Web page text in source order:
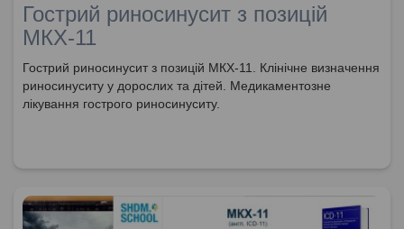
Гострий риносинусит з позицій
МКХ-11
Гострий риносинусит з позицій МКХ-11. Клінічне визначення
риносинуситу у дорослих та дітей. Медикаментозне
лікування гострого риносинуситу.